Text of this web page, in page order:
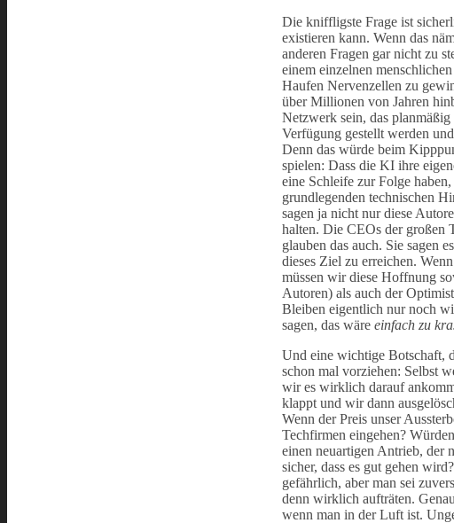
Die kniffligste Frage ist
existieren kann. Wenn das
anderen Fragen gar nicht zu
einem einzelnen
Haufen Nervenzellen zu
über Millionen von Jahren
Netzwerk sein, das
Verfügung gestellt werden
Denn das würde beim
spielen: Dass die KI ihre
eine Schleife zur Folge
grundlegenden technischen
sagen ja nicht nur diese
halten. Die CEOs der großen
glauben das auch. Sie sagen
dieses Ziel zu erreichen.
müssen wir diese Hoffnung
Autoren) als auch der
Bleiben eigentlich nur noch
sagen, das wäre einfach zu
Und eine wichtige Botschaft,
schon mal vorziehen: Selbst
wir es wirklich darauf
klappt und wir dann
Wenn der Preis unser
Techfirmen eingehen?
einen neuartigen Antrieb, der
sicher, dass es gut gehen
gefährlich, aber man sei
denn wirklich aufträten.
wenn man in der Luft ist.